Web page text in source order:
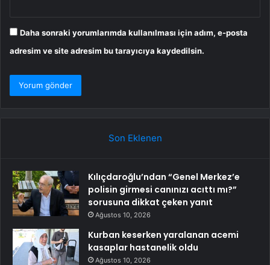
Daha sonraki yorumlarımda kullanılması için adım, e-posta
adresim ve site adresim bu tarayıcıya kaydedilsin.
Son Eklenen
Kılıçdaroğlu’ndan “Genel Merkez’e
polisin girmesi canınızı acıttı mı?”
sorusuna dikkat çeken yanıt
Ağustos 10, 2026
Kurban keserken yaralanan acemi
kasaplar hastanelik oldu
Ağustos 10, 2026